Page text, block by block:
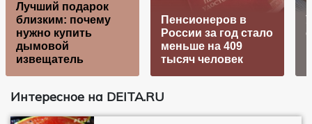
Лучший подарок
близким: почему
нужно купить
дымовой
извещатель
Пенсионеров в
России за год стало
меньше на 409
тысяч человек
Интересное на DEITA.RU